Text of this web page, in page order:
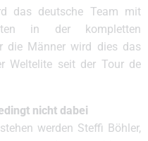
das deutsche Team mit
in der kompletten
die Männer wird dies das
Weltelite seit der Tour de
nicht dabei
werden Steffi Böhler,